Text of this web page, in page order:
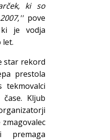
ki so
pove
je vodja
let.
star rekord
prestola
čase. Kljub